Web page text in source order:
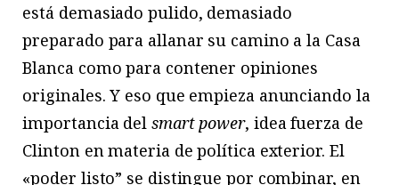
está demasiado pulido, demasiado
preparado para allanar su camino a la Casa
Blanca como para contener opiniones
originales. Y eso que empieza anunciando la
importancia delsmart power, idea fuerza de
Clinton en materia de política exterior. El
«poder listo” se distingue por combinar, en